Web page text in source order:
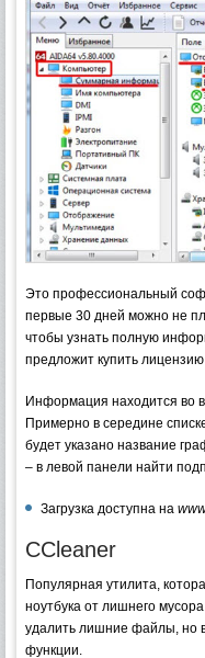
Это профессиональный
первые 30 дней можно не
чтобы узнать полную
предложит купить
Информация находится во
Примерно в середине
будет указано название
– в левой панели найти
Загрузка доступна на
CCleaner
Популярная утилита,
ноутбука от лишнего
удалить лишние файлы, но
функции.